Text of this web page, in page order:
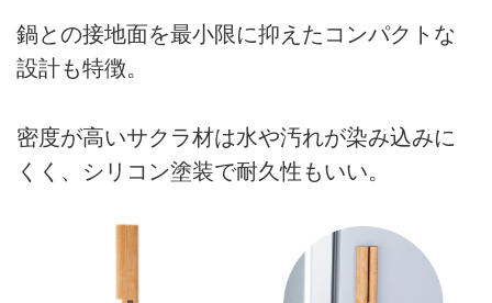
鍋との接地面を最小限に抑えたコンパクトな
設計も特徴。
密度が高いサクラ材は水や汚れが染み込みに
くく、シリコン塗装で耐久性もいい。